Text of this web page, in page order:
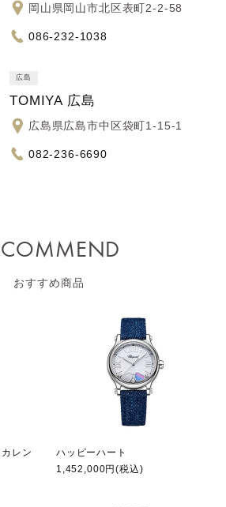
岡山県岡山市北区表町2-2-58
086-232-1038
広島
TOMIYA 広島
広島県広島市中区袋町1-15-1
082-236-6690
おすすめ商品
レン
ハッピーハート
1,452,000円(税込)